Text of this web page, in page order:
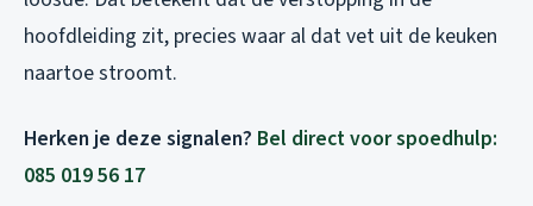
hoofdleiding zit, precies waar al dat vet uit de keuken
naartoe stroomt.
Herken je deze signalen? Bel direct voor spoedhulp:
085 019 56 17